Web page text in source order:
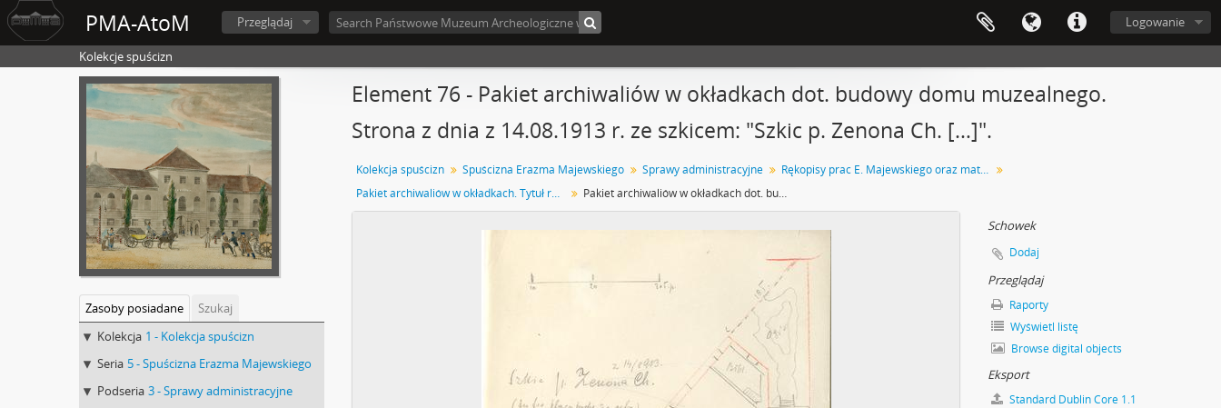
PMA-AtoM Logowanie
Przeglądaj
Kolekcje spuścizn
Zasoby posiadane
Szukaj
Kolekcja 1 - Kolekcja spuścizn
Seria 5 - Spuścizna Erazma Majewskiego
Podseria 3 - Sprawy administracyjne
Element 76 - Pakiet archiwaliów w okładkach dot. budowy domu muzealnego.
Strona z dnia z 14.08.1913 r. ze szkicem: "Szkic p. Zenona Ch. […]".
Kolekcja spuścizn Spuścizna Erazma Majewskiego Sprawy administracyjne
Rękopisy prac E. Majewskiego oraz materiały związane z MEM Muzeum Miejskim w Warszawie i MPimEMTNW
Pakiet archiwaliów w okładkach. Tytuł ręką E. Majewskiego: ”Akta budowy domu muzealnego”. Zawiera notatki i szkice E. Majewskiego rysunki na kalce projekt i rysunek kolorowany Zenona Chrzanowskiego „Lice Muzeum Przedhistorycznego od ul. Zaokopowej” w skali 1:200 z 14 marca 1913 r. projekt Czesława Domaniewskiego z 1914 r.
Pakiet archiwaliów w okładkach dot. budowy domu muzealnego. Strona z dnia z 14.08.1913 r. ze szkicem: "Szkic p. Zenona Ch. […]".
Schowek
Dodaj
Przeglądaj
Raporty
Wyświetl listę
Browse digital objects
Eksport
Standard Dublin Core 1.1